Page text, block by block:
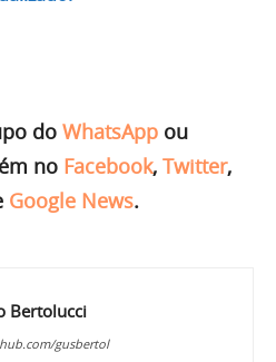
do WhatsApp ou
no Facebook, Twitter,
Google News.
Bertolucci
gusbertol